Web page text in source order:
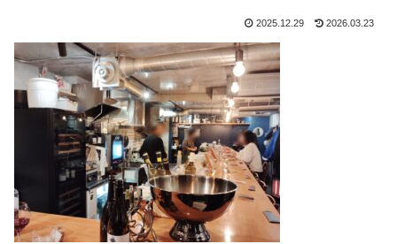
2025.12.29 2026.03.23